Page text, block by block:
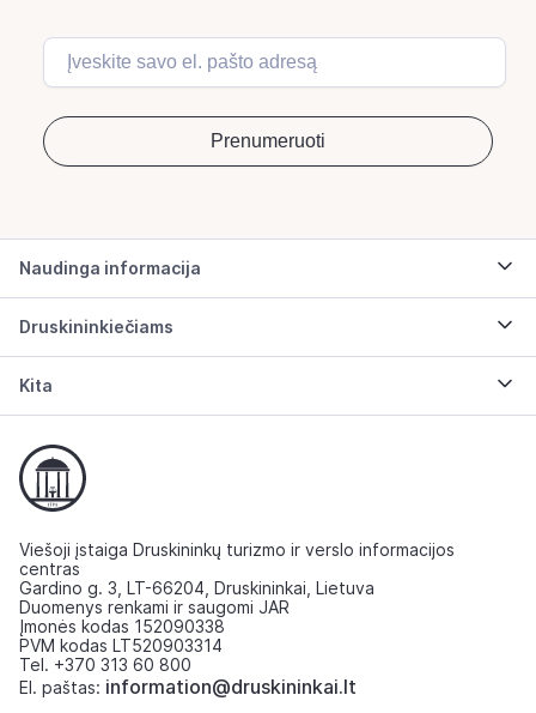
Naudinga informacija
Druskininkiečiams
Kita
Viešoji įstaiga Druskininkų turizmo ir verslo informacijos
centras
Gardino g. 3, LT-66204, Druskininkai, Lietuva
Duomenys renkami ir saugomi JAR
Įmonės kodas 152090338
PVM kodas LT520903314
Tel. +370 313 60 800
El. paštas: information@druskininkai.lt